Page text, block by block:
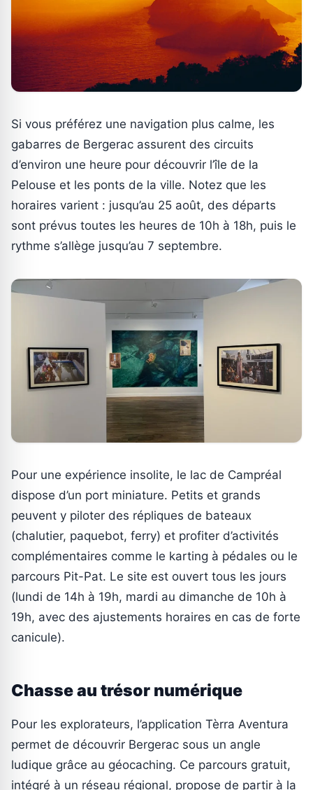
Si vous préférez une navigation plus calme, les
gabarres de Bergerac assurent des circuits
d’environ une heure pour découvrir l’île de la
Pelouse et les ponts de la ville. Notez que les
horaires varient : jusqu’au 25 août, des départs
sont prévus toutes les heures de 10h à 18h, puis le
rythme s’allège jusqu’au 7 septembre.
Pour une expérience insolite, le lac de Campréal
dispose d’un port miniature. Petits et grands
peuvent y piloter des répliques de bateaux
(chalutier, paquebot, ferry) et profiter d’activités
complémentaires comme le karting à pédales ou le
parcours Pit-Pat. Le site est ouvert tous les jours
(lundi de 14h à 19h, mardi au dimanche de 10h à
19h, avec des ajustements horaires en cas de forte
canicule).
Chasse au trésor numérique
Pour les explorateurs, l’application Tèrra Aventura
permet de découvrir Bergerac sous un angle
ludique grâce au géocaching. Ce parcours gratuit,
intégré à un réseau régional, propose de partir à la